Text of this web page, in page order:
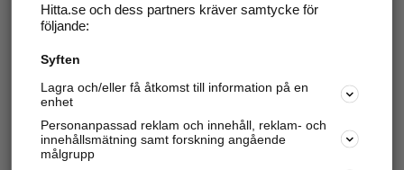
Svara på och hantera dina omdömen
Har du redan verifierat ditt företag? Logga in
Hitta.se och dess partners kräver samtycke för
följande:
Syften
Lagra och/eller få åtkomst till information på en
enhet
Personanpassad reklam och innehåll, reklam- och
innehållsmätning samt forskning angående
målgrupp